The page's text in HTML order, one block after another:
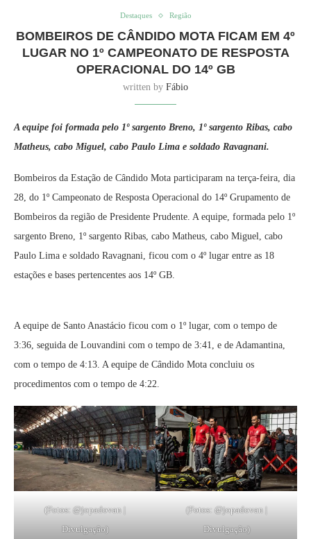
Destaques Região
BOMBEIROS DE CÂNDIDO MOTA FICAM EM 4º
LUGAR NO 1º CAMPEONATO DE RESPOSTA
OPERACIONAL DO 14º GB
written by Fábio
A equipe foi formada pelo 1º sargento Breno, 1º sargento Ribas, cabo
Matheus, cabo Miguel, cabo Paulo Lima e soldado Ravagnani.
Bombeiros da Estação de Cândido Mota participaram na terça-feira, dia
28, do 1º Campeonato de Resposta Operacional do 14º Grupamento de
Bombeiros da região de Presidente Prudente. A equipe, formada pelo 1º
sargento Breno, 1º sargento Ribas, cabo Matheus, cabo Miguel, cabo
Paulo Lima e soldado Ravagnani, ficou com o 4º lugar entre as 18
estações e bases pertencentes aos 14º GB.
A equipe de Santo Anastácio ficou com o 1º lugar, com o tempo de
3:36, seguida de Louvandini com o tempo de 3:41, e de Adamantina,
com o tempo de 4:13. A equipe de Cândido Mota concluiu os
procedimentos com o tempo de 4:22.
(Fotos: @jopadovan |
Divulgação)
(Fotos: @jopadovan |
Divulgação)